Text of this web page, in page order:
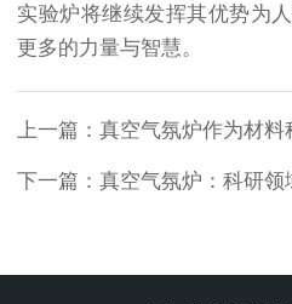
实验炉将继续发挥其优势为
更多的力量与智慧。
上一篇： 真空气氛炉作为材料科学研究与工
下一篇： 真空气氛炉：科研领域